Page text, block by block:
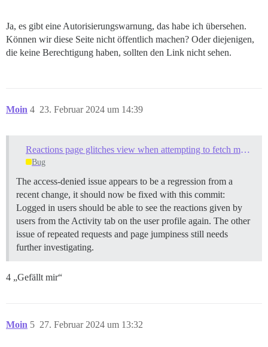
Ja, es gibt eine Autorisierungswarnung, das habe ich übersehen.
Können wir diese Seite nicht öffentlich machen? Oder diejenigen,
die keine Berechtigung haben, sollten den Link nicht sehen.
Moin 23. Februar 2024 um 14:39
4
Reactions page glitches view when attempting to fetch more posts where no more posts exist
Bug
The access-denied issue appears to be a regression from a
recent change, it should now be fixed with this commit:
Logged in users should be able to see the reactions given by
users from the Activity tab on the user profile again. The other
issue of repeated requests and page jumpiness still needs
further investigating.
4 „Gefällt mir“
Moin 27. Februar 2024 um 13:32
5